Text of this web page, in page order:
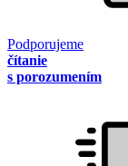
Podporujeme
čítanie
s porozumením